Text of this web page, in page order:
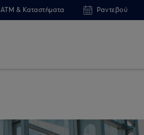
ATM & Καταστήματα Ραντεβού